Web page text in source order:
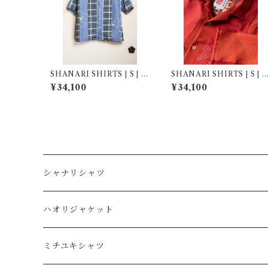
SHANARI SHIRTS | S | 2
63047
¥34,100
SHANARI SHIRTS | S | 2
63057
¥34,100
シャナリシャツ
長袖
XL
半袖
ハオリジャケット
L
ミチユキシャツ